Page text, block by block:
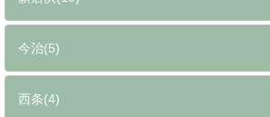
今治(5)
西条(4)